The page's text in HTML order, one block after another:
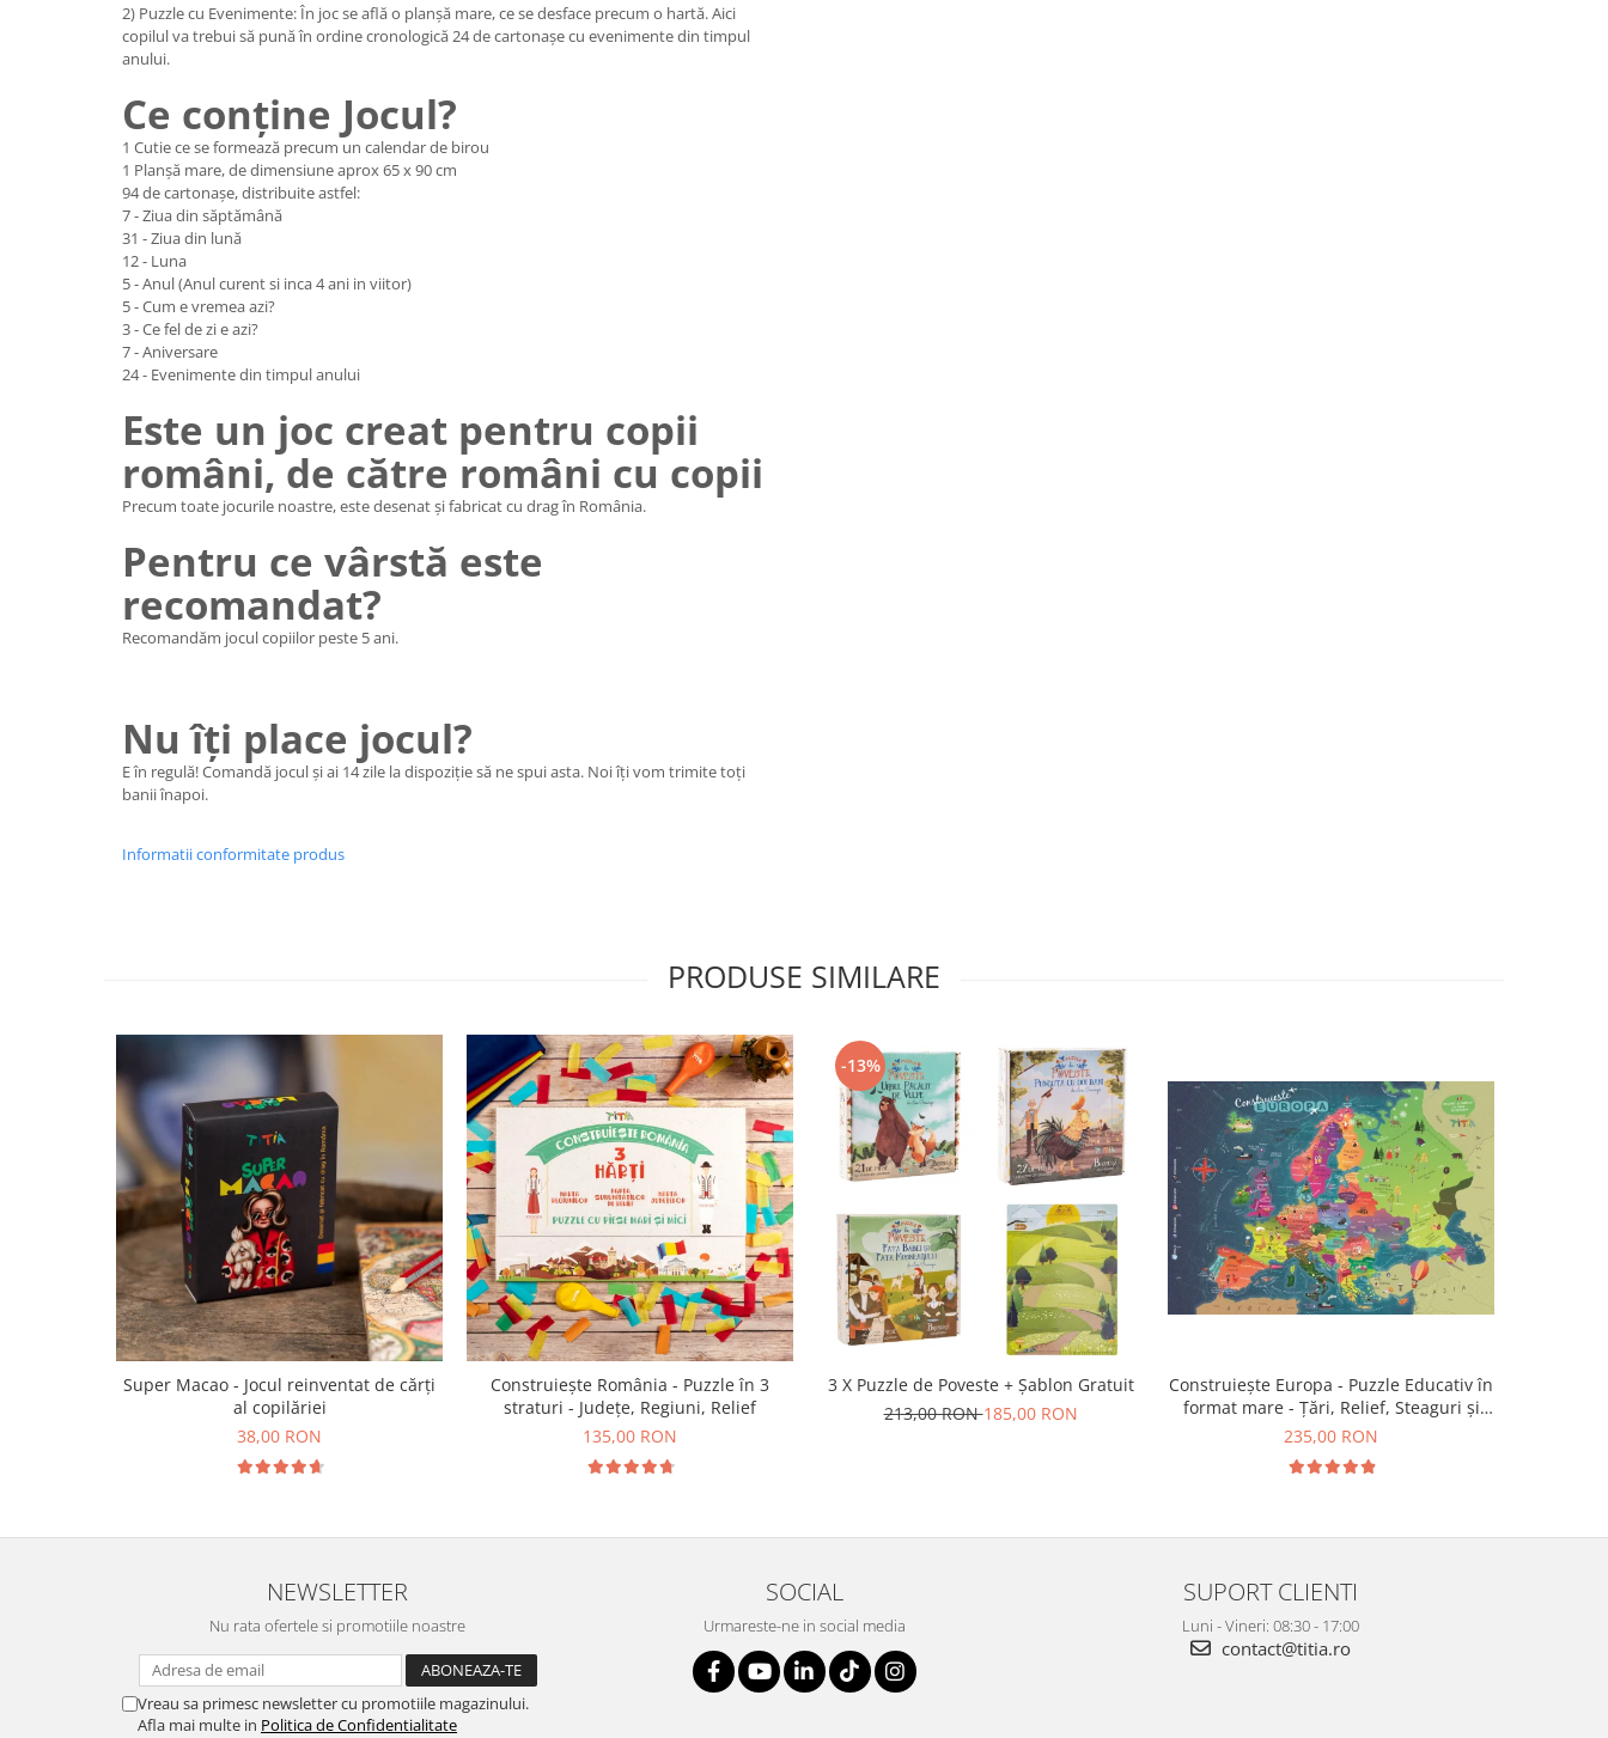
2) Puzzle cu Evenimente: În joc se află o planșă mare, ce se desface precum o hartă. Aici
copilul va trebui să pună în ordine cronologică 24 de cartonașe cu evenimente din timpul
anului.
Ce conține Jocul?
1 Cutie ce se formează precum un calendar de birou
1 Planșă mare, de dimensiune aprox 65 x 90 cm
94 de cartonașe, distribuite astfel:
7 - Ziua din săptămână
31 - Ziua din lună
12 - Luna
5 - Anul (Anul curent si inca 4 ani in viitor)
5 - Cum e vremea azi?
3 - Ce fel de zi e azi?
7 - Aniversare
24 - Evenimente din timpul anului
Este un joc creat pentru copii
români, de către români cu copii
Precum toate jocurile noastre, este desenat și fabricat cu drag în România.
Pentru ce vârstă este
recomandat?
Recomandăm jocul copiilor peste 5 ani.
Nu îți place jocul?
E în regulă! Comandă jocul și ai 14 zile la dispoziție să ne spui asta. Noi îți vom trimite toți
banii înapoi.
Informatii conformitate produs
PRODUSE SIMILARE
Super Macao - Jocul reinventat de cărți
al copilăriei
38,00 RON
Construiește România - Puzzle în 3
straturi - Județe, Regiuni, Relief
135,00 RON
-13%
3 X Puzzle de Poveste + Șablon Gratuit
213,00 RON185,00 RON
Construiește Europa - Puzzle Educativ în
format mare - Țări, Relief, Steaguri și
Obiective Turistice
235,00 RON
NEWSLETTER
Nu rata ofertele si promotiile noastre
Vreau sa primesc newsletter cu promotiile magazinului.
Afla mai multe in Politica de Confidentialitate
SOCIAL
Urmareste-ne in social media
SUPORT CLIENTI
Luni - Vineri: 08:30 - 17:00
contact@titia.ro